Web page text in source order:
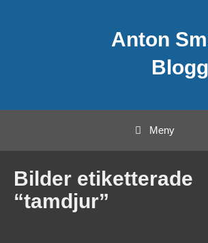
Anton
Blogg
Meny
Bilder etiketterade
“tamdjur”